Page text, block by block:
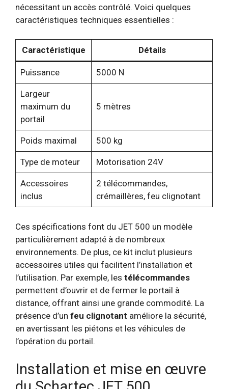
nécessitant un accès contrôlé. Voici quelques
caractéristiques techniques essentielles :
Caractéristique Détails
Puissance 5000 N
Largeur
maximum du
portail
5 mètres
Poids maximal 500 kg
Type de moteur Motorisation 24V
Accessoires
inclus
2 télécommandes,
crémaillères, feu clignotant
Ces spécifications font du JET 500 un modèle
particulièrement adapté à de nombreux
environnements. De plus, ce kit inclut plusieurs
accessoires utiles qui facilitent l’installation et
l’utilisation. Par exemple, les télécommandes
permettent d’ouvrir et de fermer le portail à
distance, offrant ainsi une grande commodité. La
présence d’un feu clignotant améliore la sécurité,
en avertissant les piétons et les véhicules de
l’opération du portail.
Installation et mise en œuvre